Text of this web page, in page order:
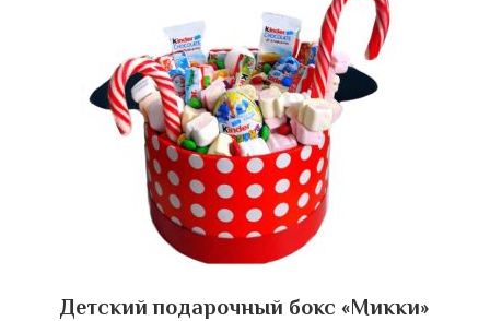
Детский подарочный бокс «Микки»